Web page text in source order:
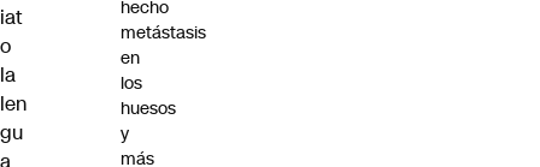
iat
o
la
len
gu
a
hecho
metástasis
en
los
huesos
y
más